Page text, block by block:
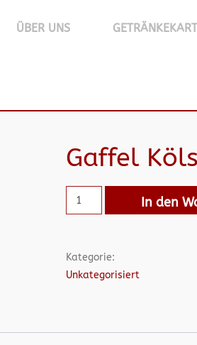
ÜBER UNS
Gaffel
In den
Kategorie:
Unkategorisiert